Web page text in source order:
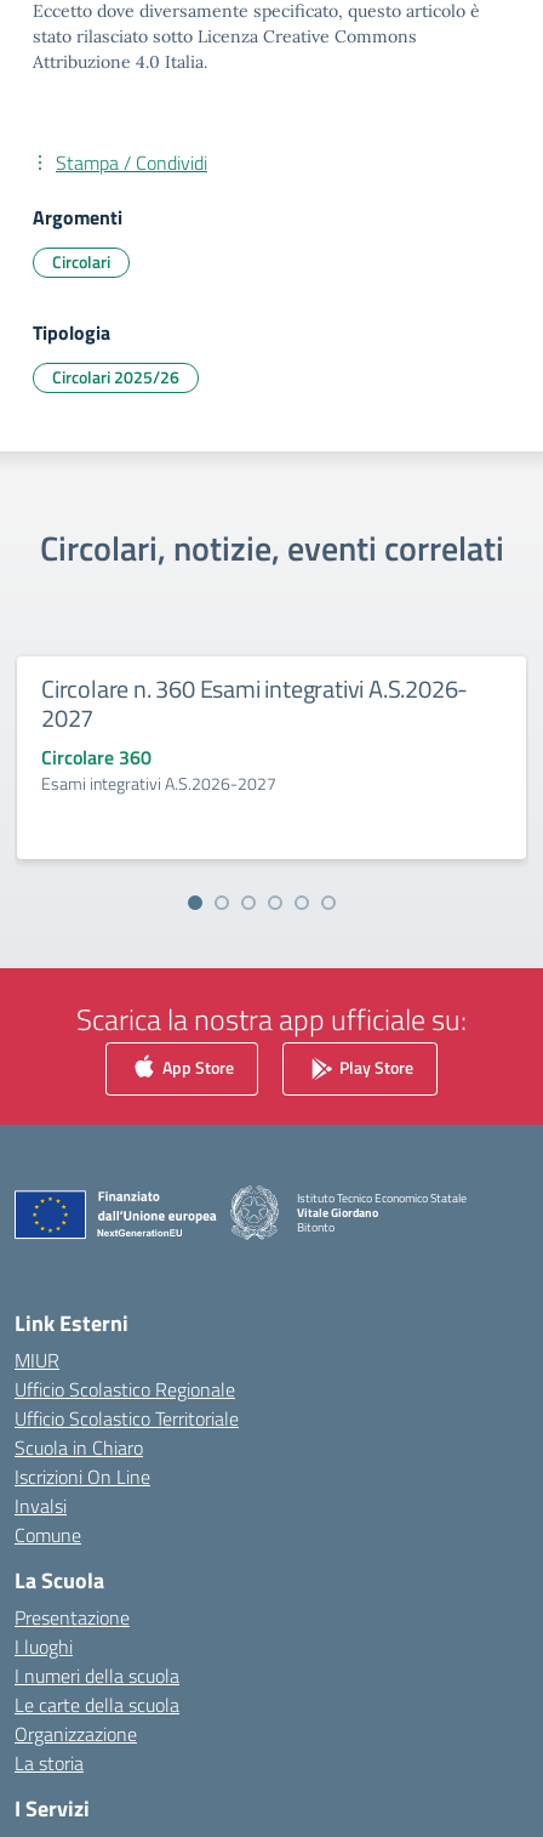
Eccetto dove diversamente specificato, questo articolo è
stato rilasciato sotto Licenza Creative Commons
Attribuzione 4.0 Italia.
Stampa / Condividi
Argomenti
Circolari
Tipologia
Circolari 2025/26
Circolari, notizie, eventi correlati
integrativi A.S.2026-
2027
Graduatoria di
Scarica la nostra app ufficiale su:
App Store Play Store
Istituto Tecnico Economico Statale
Vitale Giordano
Bitonto
Link Esterni
MIUR
Ufficio Scolastico Regionale
Ufficio Scolastico Territoriale
Scuola in Chiaro
Iscrizioni On Line
Invalsi
Comune
La Scuola
Presentazione
I luoghi
I numeri della scuola
Le carte della scuola
Organizzazione
La storia
I Servizi